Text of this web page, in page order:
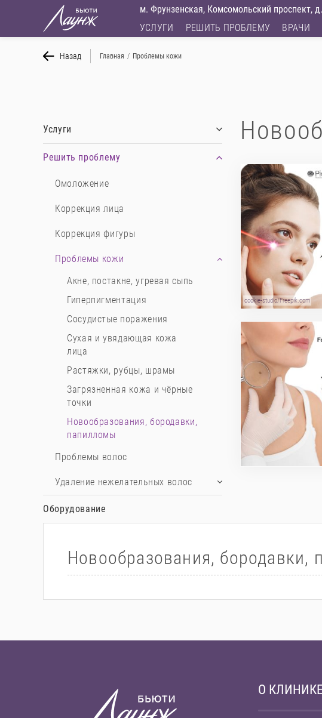
м. Фрунзенская, Комсомольский проспект,
УСЛУГИ
РЕШИТЬ ПРОБЛЕМУ ВРАЧИ
Назад Главная / Проблемы кожи
Услуги
Решить проблему
Омоложение
Коррекция лица
Коррекция фигуры
Проблемы кожи
Акне, постакне, угревая сыпь
Гиперпигментация
Сосудистые поражения
Сухая и увядающая кожа
лица
Растяжки, рубцы, шрамы
Загрязненная кожа и чёрные
точки
Новообразования, бородавки,
папилломы
Проблемы волос
Удаление нежелательных волос
Оборудование
cookie-studio/Freepik.com
Новообразования,
О КЛИНИКЕ